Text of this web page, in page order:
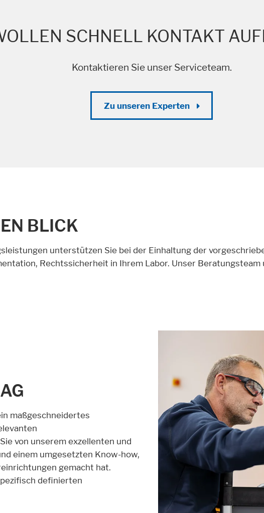
SCHNELL KONTAKT
Kontaktieren Sie unser Serviceteam.
Zu unseren Experten
BLICK
unterstützen Sie bei der Einhaltung der
Rechtssicherheit in Ihrem Labor. Unser
maßgeschneidertes
von unserem exzellenten und
einem umgesetzten Know-how,
gemacht hat.
definierten